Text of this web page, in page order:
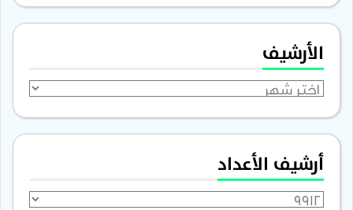
الأرشيف
الأرشيف
أرشيف الأعداد